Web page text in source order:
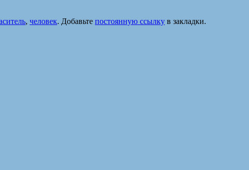
, человек. Добавьте постоянную ссылку в закладки.